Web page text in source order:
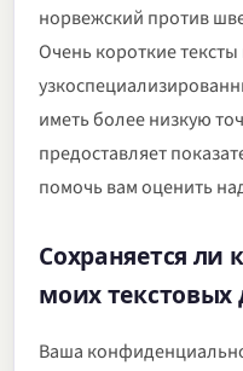
норвежский против
Очень короткие
иметь более низкую
предоставляет
помочь вам оценить
Сохраняется ли
моих текстовых
Ваша